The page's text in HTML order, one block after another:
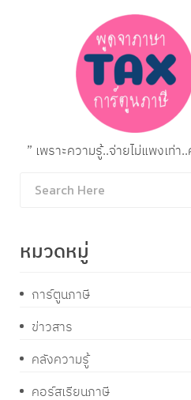
” เพราะความรู้..จ่ายไม่แพงเท่า..
หมวดหมู่
การ์ตูนภาษี
ข่าวสาร
คลังความรู้
คอร์สเรียนภาษี